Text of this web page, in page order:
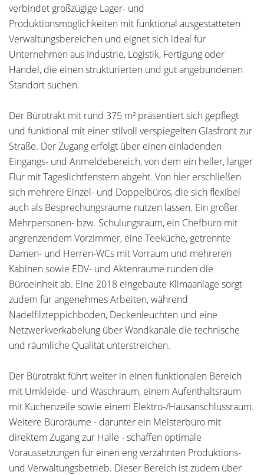
verbindet großzügige Lager- und
Produktionsmöglichkeiten mit funktional ausgestatteten
Verwaltungsbereichen und eignet sich ideal für
Unternehmen aus Industrie, Logistik, Fertigung oder
Handel, die einen strukturierten und gut angebundenen
Standort suchen.
Der Bürotrakt mit rund 375 m² präsentiert sich gepflegt
und funktional mit einer stilvoll verspiegelten Glasfront zur
Straße. Der Zugang erfolgt über einen einladenden
Eingangs- und Anmeldebereich, von dem ein heller, langer
Flur mit Tageslichtfenstern abgeht. Von hier erschließen
sich mehrere Einzel- und Doppelbüros, die sich flexibel
auch als Besprechungsräume nutzen lassen. Ein großer
Mehrpersonen- bzw. Schulungsraum, ein Chefbüro mit
angrenzendem Vorzimmer, eine Teeküche, getrennte
Damen- und Herren-WCs mit Vorraum und mehreren
Kabinen sowie EDV- und Aktenräume runden die
Büroeinheit ab. Eine 2018 eingebaute Klimaanlage sorgt
zudem für angenehmes Arbeiten, während
Nadelfilzteppichböden, Deckenleuchten und eine
Netzwerkverkabelung über Wandkanäle die technische
und räumliche Qualität unterstreichen.
Der Bürotrakt führt weiter in einen funktionalen Bereich
mit Umkleide- und Waschraum, einem Aufenthaltsraum
mit Küchenzeile sowie einem Elektro-/Hausanschlussraum.
Weitere Büroräume - darunter ein Meisterbüro mit
direktem Zugang zur Halle - schaffen optimale
Voraussetzungen für einen eng verzahnten Produktions-
und Verwaltungsbetrieb. Dieser Bereich ist zudem über